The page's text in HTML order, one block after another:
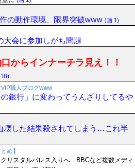
の動作環境、限界突破www (画:1)
大会に参加しがち問題
からインナーチラ見え！！
職人ブログwww
の銀行」に変わってうんざりしてるや
壊した結果殺されてしまう…これ半
め】
リスタルパレス入りへ BBCなど複数メディ